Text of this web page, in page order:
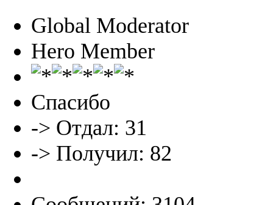
Global Moderator
Hero Member
Спасибо
-> Отдал: 31
-> Получил: 82